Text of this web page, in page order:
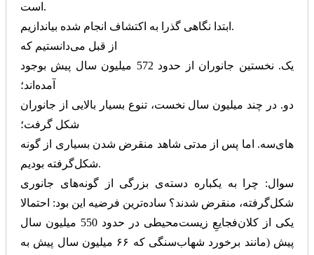
است.
ابتدا نگاهی گذرا به اکتشاف انجام شده بیاندازیم.
از قبل می‌دانستیم که
یک. نخستین جانوران از حدود 572 میلیون سال پیش بوجود
آمده‌اند؛
دو. در چند میلیون سال نخست، تنوع بسیار بالایی از جانوران
شکل گرفت؛
سه. اما پس از مدتی شاهد منقرض شدن بسیاری از گونه‎‌های
شکل‌گرفته بودیم.
سوال: چرا به یکباره دسته‌ی بزرگی از گونه‌های جانوری
شکل‌گرفته، منقرض شدند؟ ساده‌ترین فرضیه‌ این بود: احتمالا
یکی از کلان‌فجایعِ زیست‌محیطی در حدود 550 میلیون سال
پیش (مانند برخورد شهاب‌سنگی که ۶۶ میلیون سال پیش به